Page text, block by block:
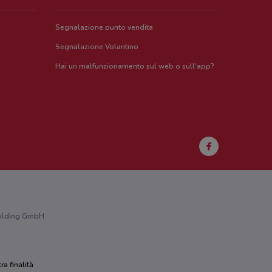
Segnalazione punto vendita
Segnalazione Volantino
Hai un malfunzionamento sul web o sull'app?
GmbH
finalità